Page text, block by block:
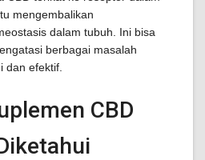
mengembalikan
dalam tubuh. Ini bisa
berbagai masalah
dan efektif.
CBD